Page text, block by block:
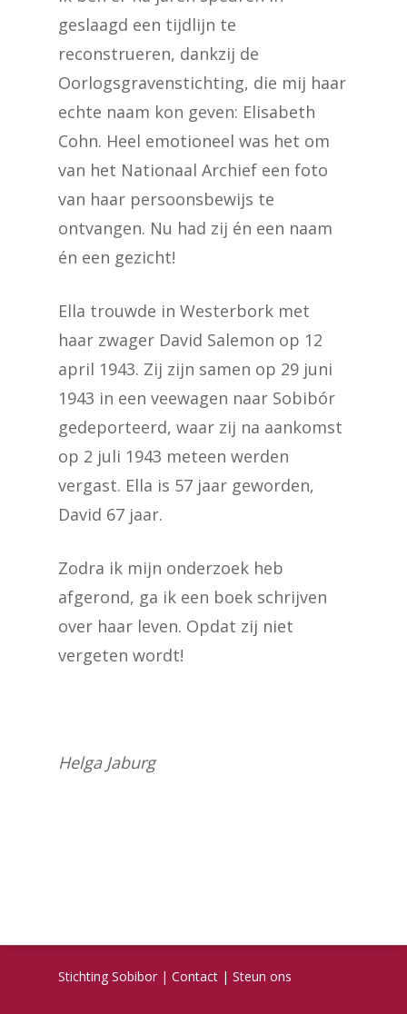
geslaagd een tijdlijn te
reconstrueren, dankzij de
Oorlogsgravenstichting, die mij haar
echte naam kon geven: Elisabeth
Cohn. Heel emotioneel was het om
van het Nationaal Archief een foto
van haar persoonsbewijs te
ontvangen. Nu had zij én een naam
én een gezicht!
Ella trouwde in Westerbork met
haar zwager David Salemon op 12
april 1943. Zij zijn samen op 29 juni
1943 in een veewagen naar Sobibór
gedeporteerd, waar zij na aankomst
op 2 juli 1943 meteen werden
vergast. Ella is 57 jaar geworden,
David 67 jaar.
Zodra ik mijn onderzoek heb
afgerond, ga ik een boek schrijven
over haar leven. Opdat zij niet
vergeten wordt!
Helga Jaburg
Stichting Sobibor | Contact | Steun ons